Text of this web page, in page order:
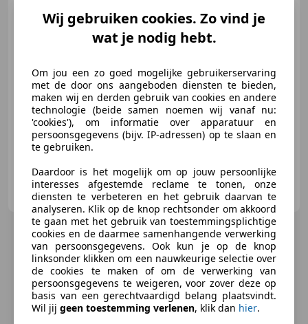
€ 4.835
01/2013 109.454 km Benzine
55 kW (75 PK)
SCHAEPKENS, mobiliteit sinds 1979
NL-6343 AE KLIMMEN
Wij gebruiken cookies. Zo vind je
wat je nodig hebt.
Om jou een zo goed mogelijke gebruikerservaring
met de door ons aangeboden diensten te bieden,
maken wij en derden gebruik van cookies en andere
technologie (beide samen noemen wij vanaf nu:
'cookies'), om informatie over apparatuur en
persoonsgegevens (bijv. IP-adressen) op te slaan en
te gebruiken.
Daardoor is het mogelijk om op jouw persoonlijke
interesses afgestemde reclame te tonen, onze
diensten te verbeteren en het gebruik daarvan te
analyseren. Klik op de knop rechtsonder om akkoord
te gaan met het gebruik van toestemmingsplichtige
cookies en de daarmee samenhangende verwerking
van persoonsgegevens. Ook kun je op de knop
linksonder klikken om een nauwkeurige selectie over
de cookies te maken of om de verwerking van
persoonsgegevens te weigeren, voor zover deze op
basis van een gerechtvaardigd belang plaatsvindt.
Wil jij geen toestemming verlenen, klik dan hier.